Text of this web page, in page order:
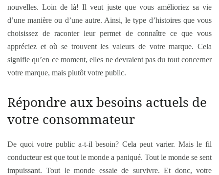
nouvelles. Loin de là! Il veut juste que vous amélioriez sa vie
d’une manière ou d’une autre. Ainsi, le type d’histoires que vous
choisissez de raconter leur permet de connaître ce que vous
appréciez et où se trouvent les valeurs de votre marque. Cela
signifie qu’en ce moment, elles ne devraient pas du tout concerner
votre marque, mais plutôt votre public.
Répondre aux besoins actuels de
votre consommateur
De quoi votre public a-t-il besoin? Cela peut varier. Mais le fil
conducteur est que tout le monde a paniqué. Tout le monde se sent
impuissant. Tout le monde essaie de survivre. Et donc, votre